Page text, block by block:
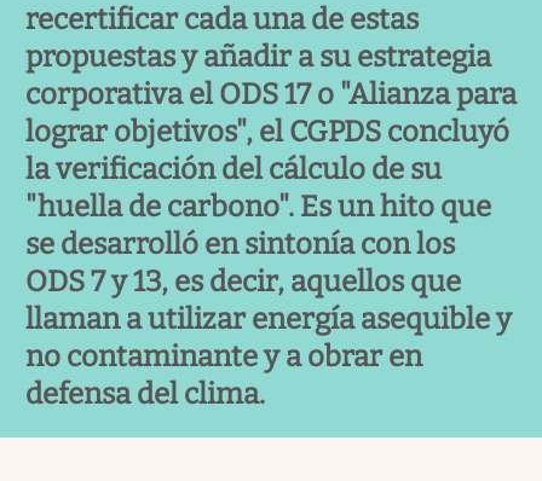
recertificar cada una de estas
propuestas y añadir a su estrategia
corporativa el ODS 17 o "Alianza para
lograr objetivos", el CGPDS concluyó
la verificación del cálculo de su
"huella de carbono". Es un hito que
se desarrolló en sintonía con los
ODS 7 y 13, es decir, aquellos que
llaman a utilizar energía asequible y
no contaminante y a obrar en
defensa del clima.